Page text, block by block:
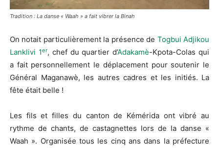
Tradition : La danse « Waah » a fait vibrer la Binah
On notait particulièrement la présence de Togbui Adjikou
Lanklivi 1er, chef du quartier d’Adakamè-Kpota-Colas qui
a fait personnellement le déplacement pour soutenir le
Général Maganawè, les autres cadres et les initiés. La
fête était belle !
Les fils et filles du canton de Kémérida ont vibré au
rythme de chants, de castagnettes lors de la danse «
Waah ». Organisée tous les cinq ans dans la préfecture